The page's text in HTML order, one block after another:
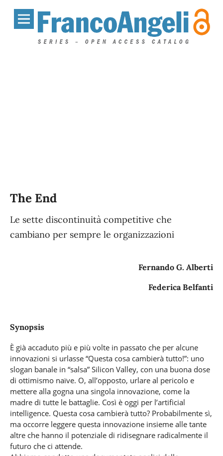
The End
Le sette discontinuità competitive che
cambiano per sempre le organizzazioni
Fernando G. Alberti
Federica Belfanti
Synopsis
È già accaduto più e più volte in passato che per alcune
innovazioni si urlasse “Questa cosa cambierà tutto!”: uno
slogan banale in “salsa” Silicon Valley, con una buona dose
di ottimismo naïve. O, all’opposto, urlare al pericolo e
mettere alla gogna una singola innovazione, come la
madre di tutte le battaglie. Così è oggi per l’artificial
intelligence. Questa cosa cambierà tutto? Probabilmente sì,
ma occorre leggere questa innovazione insieme alle tante
altre che hanno il potenziale di ridisegnare radicalmente il
futuro che ci attende.